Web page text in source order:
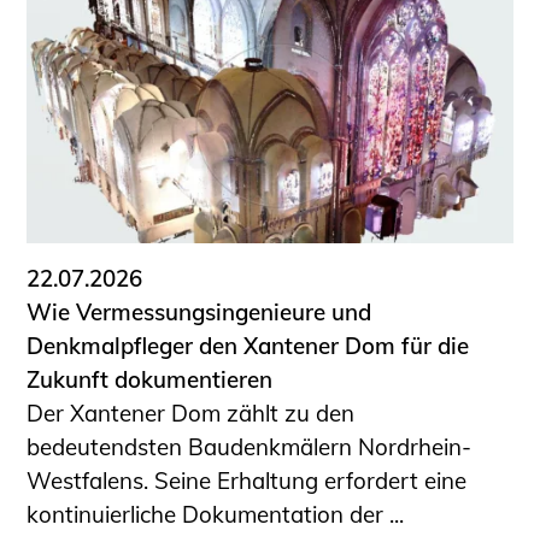
22.07.2026
Wie Vermessungsingenieure und
Denkmalpfleger den Xantener Dom für die
Zukunft dokumentieren
Der Xantener Dom zählt zu den
bedeutendsten Baudenkmälern Nordrhein-
Westfalens. Seine Erhaltung erfordert eine
kontinuierliche Dokumentation der ...